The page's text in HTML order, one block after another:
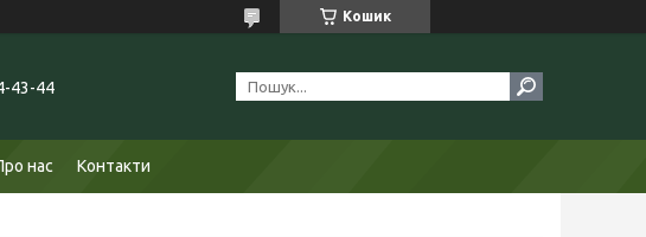
Кошик
43-44
нас Контакти